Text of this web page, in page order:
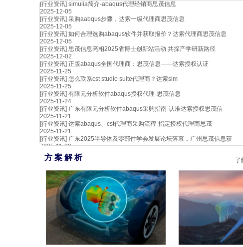
[行业资讯] simulia简介-abaqus代理经销商思茂信息
2025-12-05
[行业资讯] 采购aabqus步骤，达索一级代理商思茂信息
2025-12-05
[行业资讯] 如何合理选购abaqus软件并获取报价？达索代理商思茂信息
2025-12-05
[行业资讯] 思茂信息亮相2025省博士创新站活动 共探产学研新路径
2025-12-02
[行业资讯] 正版abaqus全国代理商：思茂信息——达索授权认证
2025-11-25
[行业资讯] 怎么联系cst studio suite代理商？达索sim
2025-11-25
[行业资讯] 有限元分析软件abaqus授权代理-思茂信息
2025-11-24
[行业资讯] 广东有限元分析软件abaqus采购指南-认准达索授权思茂信
2025-11-21
[行业资讯] 达索abaqus、cst代理商采购流程-指定授权代理商思茂
2025-11-21
[行业资讯] 广东2025半导体及零部件学会发展论坛落幕，广州思茂信息获
2025-11-20
方 案 解 析 了